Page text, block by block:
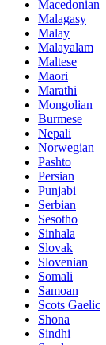
Macedonian
Malagasy
Malay
Malayalam
Maltese
Maori
Marathi
Mongolian
Burmese
Nepali
Norwegian
Pashto
Persian
Punjabi
Serbian
Sesotho
Sinhala
Slovak
Slovenian
Somali
Samoan
Scots Gaelic
Shona
Sindhi